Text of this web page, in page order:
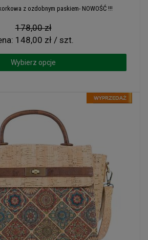
z ozdobnym paskiem- NOWOŚĆ !!!
178,00 zł
148,00 zł / szt.
Wybierz opcje